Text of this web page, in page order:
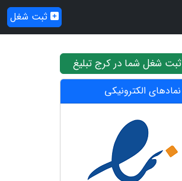
ثبت شغل
ثبت شغل شما در کرج تبلیغ
نمادهای الکترونیکی